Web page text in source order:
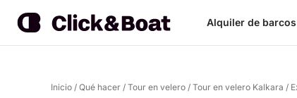
Alquiler de barcos
Inicio / Qué hacer / Tour en velero / Tour en velero Kalkara /